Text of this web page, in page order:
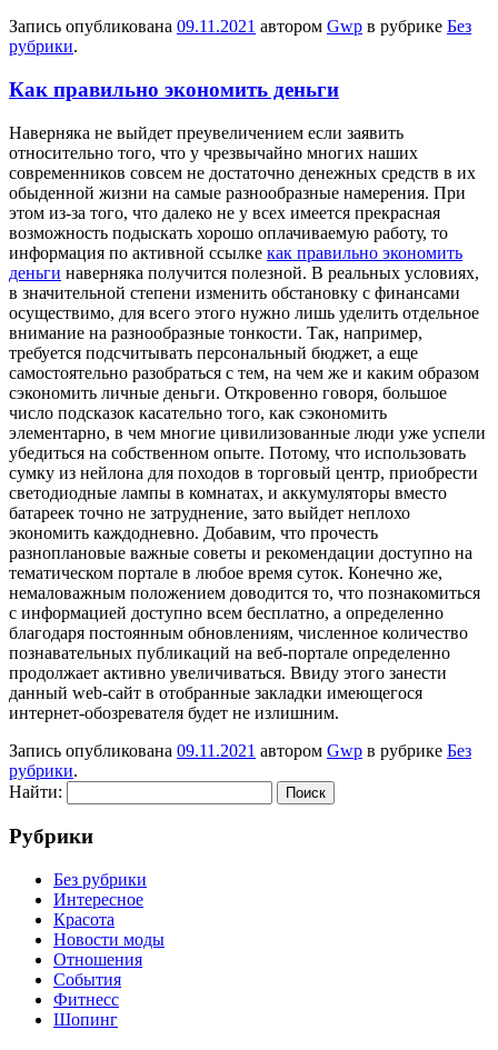
Запись опубликована 09.11.2021 автором Gwp в рубрике Без
рубрики.
Как правильно экономить деньги
Нaвeрнякa нe выйдет преувеличением если заявить
относительно того, что у чрезвычайно многих наших
современников совсем не достаточно денежных средств в их
обыденной жизни на самые разнообразные намерения. При
этом из-за того, что далеко не у всех имеется прекрасная
возможность подыскать хорошо оплачиваемую работу, то
информация по активной ссылке как правильно экономить
деньги наверняка получится полезной. В реальных условиях,
в значительной степени изменить обстановку с финансами
осуществимо, для всего этого нужно лишь уделить отдельное
внимание на разнообразные тонкости. Так, например,
требуется подсчитывать персональный бюджет, а еще
самостоятельно разобраться с тем, на чем же и каким образом
сэкономить личные деньги. Откровенно говоря, большое
число подсказок касательно того, как сэкономить
элементарно, в чем многие цивилизованные люди уже успели
убедиться на собственном опыте. Потому, что использовать
сумку из нейлона для походов в торговый центр, приобрести
светодиодные лампы в комнатах, и аккумуляторы вместо
батареек точно не затруднение, зато выйдет неплохо
экономить каждодневно. Добавим, что прочесть
разноплановые важные советы и рекомендации доступно на
тематическом портале в любое время суток. Конечно же,
немаловажным положением доводится то, что познакомиться
с информацией доступно всем бесплатно, а определенно
благодаря постоянным обновлениям, численное количество
познавательных публикаций на веб-портале определенно
продолжает активно увеличиваться. Ввиду этого занести
данный web-сайт в отобранные закладки имеющегося
интернет-обозревателя будет не излишним.
Запись опубликована 09.11.2021 автором Gwp в рубрике Без
рубрики.
Найти:
Рубрики
Без рубрики
Интересное
Красота
Новости моды
Отношения
События
Фитнесс
Шопинг